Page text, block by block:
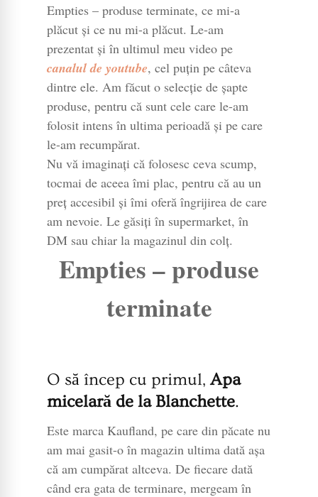
Empties – produse terminate, ce mi-a
plăcut și ce nu mi-a plăcut. Le-am
prezentat și în ultimul meu video pe
canalul de youtube, cel puțin pe câteva
dintre ele. Am făcut o selecție de șapte
produse, pentru că sunt cele care le-am
folosit intens în ultima perioadă și pe care
le-am recumpărat.
Nu vă imaginați că folosesc ceva scump,
tocmai de aceea îmi plac, pentru că au un
preț accesibil și îmi oferă îngrijirea de care
am nevoie. Le găsiți în supermarket, în
DM sau chiar la magazinul din colț.
Empties – produse
terminate
O să încep cu primul,Apa
micelară de la Blanchette.
Este marca Kaufland, pe care din păcate nu
am mai gasit-o în magazin ultima dată așa
că am cumpărat altceva. De fiecare dată
când era gata de terminare, mergeam în